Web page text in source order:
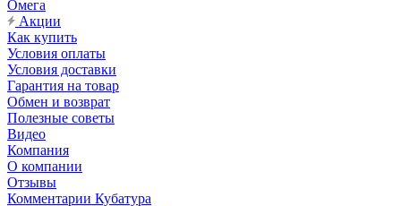
Омега
Акции
Как купить
Условия оплаты
Условия доставки
Гарантия на товар
Обмен и возврат
Полезные советы
Видео
Компания
О компании
Отзывы
Комментарии Кубатура